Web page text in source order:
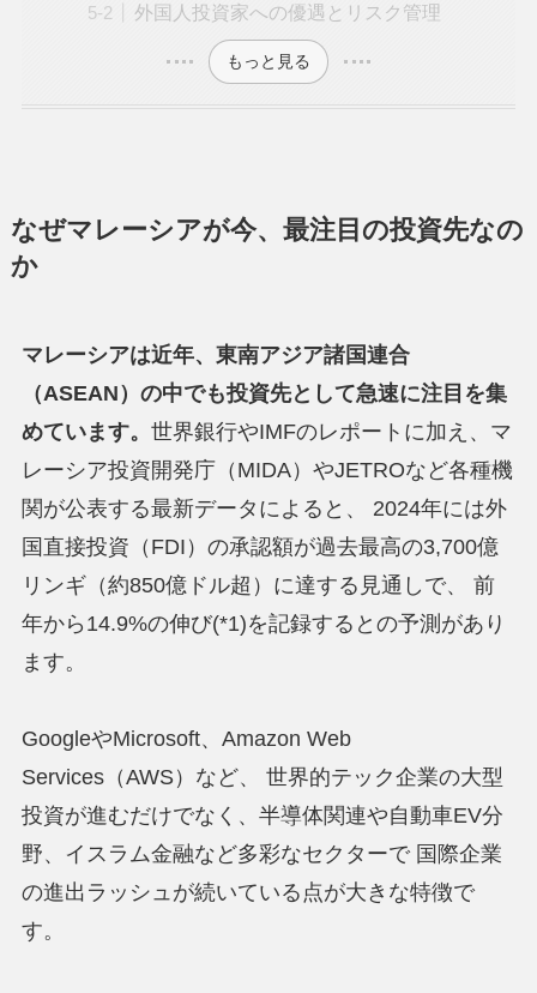
外国人投資家への優遇とリスク管理
もっと見る
なぜマレーシアが今、最注目の投資先なの
か
マレーシアは近年、東南アジア諸国連合
（ASEAN）の中でも投資先として急速に注目を集
めています。 世界銀行やIMFのレポートに加え、マ
レーシア投資開発庁（MIDA）やJETROなど各種機
関が公表する最新データによると、 2024年には外
国直接投資（FDI）の承認額が過去最高の3,700億
リンギ（約850億ドル超）に達する見通しで、 前
年から14.9%の伸び(*1)を記録するとの予測があり
ます。
GoogleやMicrosoft、Amazon Web
Services（AWS）など、 世界的テック企業の大型
投資が進むだけでなく、半導体関連や自動車EV分
野、イスラム金融など多彩なセクターで 国際企業
の進出ラッシュが続いている点が大きな特徴で
す。